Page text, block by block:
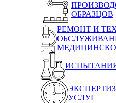
ОБРАЗЦОВ
РЕМОНТ И
УСЛУГ